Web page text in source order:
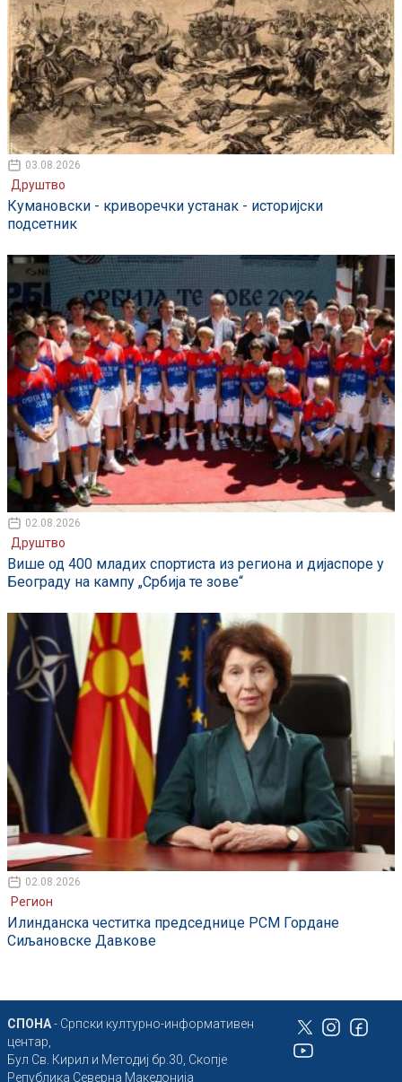
03.08.2026
Друштво
Кумановски - криворечки устанак - историјски
подсетник
02.08.2026
Друштво
Више од 400 младих спортиста из региона и дијаспоре у
Београду на кампу „Србија те зове“
02.08.2026
Регион
Илинданска честитка председнице РСМ Гордане
Сиљановске Давкове
СПОНА- Српски културно-информативен
центар,
Бул Св. Кирил и Методиј бр.30, Скопје
Република Северна Македонија